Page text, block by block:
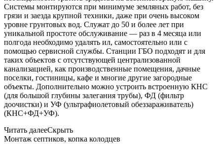
Системы монтируются при минимуме земляных работ, без
грязи и заезда крупной техники, даже при очень высоком
уровне грунтовых вод. Служат до 50 и более лет при
уникальной простоте обслуживание — раз в 4 месяца или
полгода необходимо удалять ил, самостоятельно или с
помощью сервисной службы. Станции ГБО подходят и для
таких объектов с отсутствующей централизованной
канализацией, как производственные помещения, дачные
поселки, гостиницы, кафе и многие другие загородные
объекты. Дополнительно можно устроить встроенную КНС
(для большой глубины залегания трубы), ФД (фильтр
доочистки) и УФ (ультрафиолетовый обеззараживатель)
(КНС+ФД+УФ).
Читать далееСкрыть
Монтаж септиков, копка колодцев